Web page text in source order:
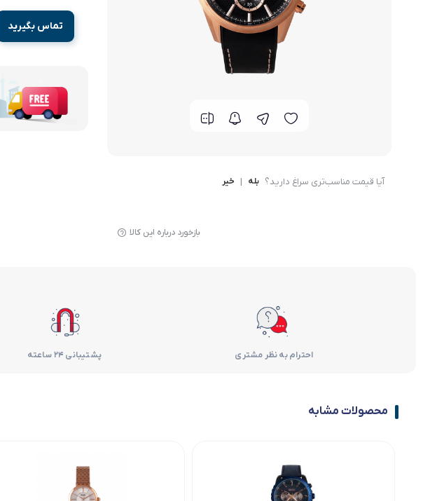
گوشی موتورولا
گوشی نوکیا
گوشی وان پلاس
گوشی اچ تی سی
گوشی کاترپیلار آیا قیمت مناسب‌تری سراغ دارید؟ بله | خیر
بازخورد درباره این کالا
تماس بگیرید
احترام به نظر مشتری پشتیبانی 24 ساعته
محصولات مشابه